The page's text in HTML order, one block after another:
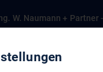
W. Naumann + Partner -
Leipzig